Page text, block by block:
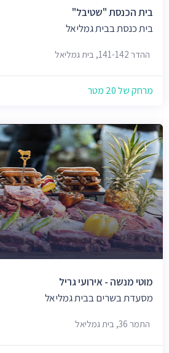
בית הכנסת "שטיבל"
בית כנסת בבית גמליאל
ההדר 141-142, בית גמליאל
מרחק של 20 מטר
מוטי מנשה - אירועי גריל
מסעדת בשרים בבית גמליאל
התמר 36, בית גמליאל